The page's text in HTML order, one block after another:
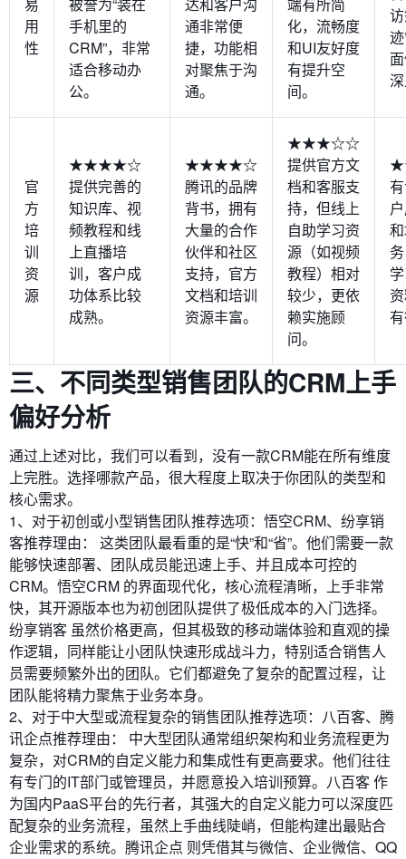
用
性
手机里的
CRM”，非常
适合移动办
公。
通非常便
捷，功能相
对聚焦于沟
通。
化，流畅度
和UI友好度
有提升空
间。
官
方
培
训
资
源
★★★★☆
提供完善的
知识库、视
频教程和线
上直播培
训，客户成
功体系比较
成熟。
★★★★☆
腾讯的品牌
背书，拥有
大量的合作
伙伴和社区
支持，官方
文档和培训
资源丰富。
★★★☆☆
提供官方文
档和客服支
持，但线上
自助学习资
源（如视频
教程）相对
较少，更依
赖实施顾
问。
三、不同类型销售团队的CRM上手
偏好分析
通过上述对比，我们可以看到，没有一款CRM能在所有维度
上完胜。选择哪款产品，很大程度上取决于你团队的类型和
核心需求。
1、对于初创或小型销售团队推荐选项：悟空CRM、纷享销
客推荐理由： 这类团队最看重的是“快”和“省”。他们需要一款
能够快速部署、团队成员能迅速上手、并且成本可控的
CRM。悟空CRM 的界面现代化，核心流程清晰，上手非常
快，其开源版本也为初创团队提供了极低成本的入门选择。
纷享销客 虽然价格更高，但其极致的移动端体验和直观的操
作逻辑，同样能让小团队快速形成战斗力，特别适合销售人
员需要频繁外出的团队。它们都避免了复杂的配置过程，让
团队能将精力聚焦于业务本身。
2、对于中大型或流程复杂的销售团队推荐选项：八百客、腾
讯企点推荐理由： 中大型团队通常组织架构和业务流程更为
复杂，对CRM的自定义能力和集成性有更高要求。他们往往
有专门的IT部门或管理员，并愿意投入培训预算。八百客 作
为国内PaaS平台的先行者，其强大的自定义能力可以深度匹
配复杂的业务流程，虽然上手曲线陡峭，但能构建出最贴合
企业需求的系统。腾讯企点 则凭借其与微信、企业微信、QQ